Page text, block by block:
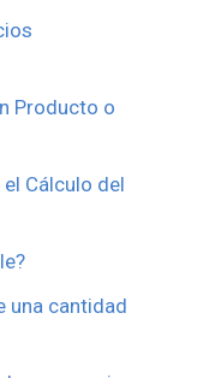
Producto o
Cálculo del
una cantidad